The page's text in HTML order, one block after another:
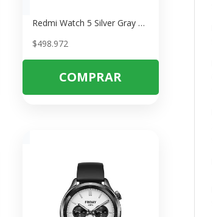
Redmi Watch 5 Silver Gray – Smartwatch con Pantalla AMOLED y 12 Días de Batería
$498.972
COMPRAR